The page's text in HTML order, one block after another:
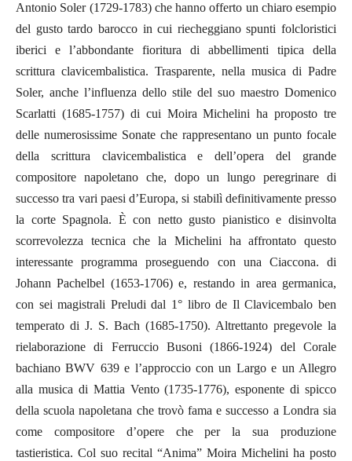
Antonio Soler (1729-1783) che hanno offerto un chiaro esempio
del gusto tardo barocco in cui riecheggiano spunti folcloristici
iberici e l’abbondante fioritura di abbellimenti tipica della
scrittura clavicembalistica. Trasparente, nella musica di Padre
Soler, anche l’influenza dello stile del suo maestro Domenico
Scarlatti (1685-1757) di cui Moira Michelini ha proposto tre
delle numerosissime Sonate che rappresentano un punto focale
della scrittura clavicembalistica e dell’opera del grande
compositore napoletano che, dopo un lungo peregrinare di
successo tra vari paesi d’Europa, si stabilì definitivamente presso
la corte Spagnola. È con netto gusto pianistico e disinvolta
scorrevolezza tecnica che la Michelini ha affrontato questo
interessante programma proseguendo con una Ciaccona. di
Johann Pachelbel (1653-1706) e, restando in area germanica,
con sei magistrali Preludi dal 1° libro de Il Clavicembalo ben
temperato di J. S. Bach (1685-1750). Altrettanto pregevole la
rielaborazione di Ferruccio Busoni (1866-1924) del Corale
bachiano BWV 639 e l’approccio con un Largo e un Allegro
alla musica di Mattia Vento (1735-1776), esponente di spicco
della scuola napoletana che trovò fama e successo a Londra sia
come compositore d’opere che per la sua produzione
tastieristica. Col suo recital “Anima” Moira Michelini ha posto